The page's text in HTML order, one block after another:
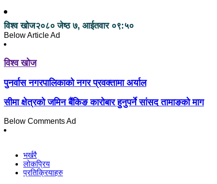
विश्व खोज२०८० जेष्ठ ७, आईतवार ०९:५०
Below Article Ad
विश्व खोज
पुनर्वास नगरपालिकाको नगर प्रवक्तामा अर्याल
सीमा क्षेत्रको जमिन बैंकिङ कारोबार हुनुपर्ने सांसद तामाङको माग
Below Comments Ad
भर्खरै
लोकप्रिय
प्रतिक्रियाहरु